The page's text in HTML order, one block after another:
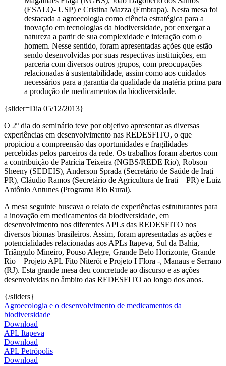
(ESALQ- USP) e Cristina Mazza (Embrapa). Nesta mesa foi
destacada a agroecologia como ciência estratégica para a
inovação em tecnologias da biodiversidade, por enxergar a
natureza a partir de sua complexidade e interação com o
homem. Nesse sentido, foram apresentadas ações que estão
sendo desenvolvidas por suas respectivas instituições, em
parceria com diversos outros grupos, com preocupações
relacionadas à sustentabilidade, assim como aos cuidados
necessários para a garantia da qualidade da matéria prima para
a produção de medicamentos da biodiversidade.
{slider=Dia 05/12/2013}
O 2º dia do seminário teve por objetivo apresentar as diversas
experiências em desenvolvimento nas REDESFITO, o que
propiciou a compreensão das oportunidades e fragilidades
percebidas pelos parceiros da rede. Os trabalhos foram abertos com
a contribuição de Patrícia Teixeira (NGBS/REDE Rio), Robson
Sheeny (SEDEIS), Anderson Sprada (Secretário de Saúde de Irati –
PR), Cláudio Ramos (Secretário de Agricultura de Irati – PR) e Luiz
Antônio Antunes (Programa Rio Rural).
A mesa seguinte buscava o relato de experiências estruturantes para
a inovação em medicamentos da biodiversidade, em
desenvolvimento nos diferentes APLs das REDESFITO nos
diversos biomas brasileiros. Assim, foram apresentadas as ações e
potencialidades relacionadas aos APLs Itapeva, Sul da Bahia,
Triângulo Mineiro, Pouso Alegre, Grande Belo Horizonte, Grande
Rio – Projeto APL Fito Niterói e Projeto I Flora -, Manaus e Serrano
(RJ). Esta grande mesa deu concretude ao discurso e as ações
desenvolvidas no âmbito das REDESFITO ao longo dos anos.
{/sliders}
Agroecologia e o desenvolvimento de medicamentos da
biodiversidade
Download
APL Itapeva
Download
APL Petrópolis
Download